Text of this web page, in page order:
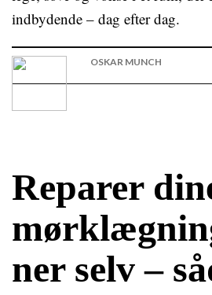
indbydende – dag efter dag.
OSKAR MUNCH
Reparer
ner selv –